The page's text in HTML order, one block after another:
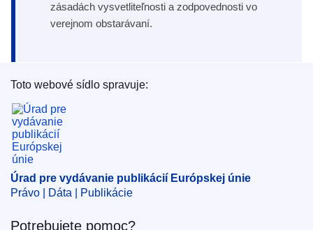
zásadách vysvetliteľnosti a zodpovednosti vo
verejnom obstarávaní.
Úrad pre vydávanie publikácií Európskej únie
Toto webové sídlo spravuje:
Úrad pre vydávanie publikácií Európskej únie
Právo | Dáta | Publikácie
Potrebujete pomoc?